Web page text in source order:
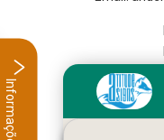
Informações